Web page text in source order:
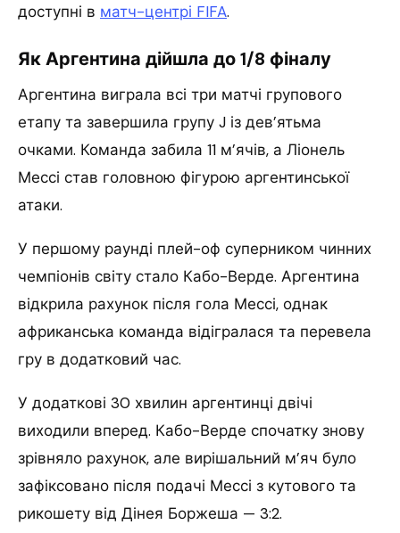
доступні в матч-центрі FIFA.
Як Аргентина дійшла до 1/8 фіналу
Аргентина виграла всі три матчі групового
етапу та завершила групу J із дев’ятьма
очками. Команда забила 11 м’ячів, а Ліонель
Мессі став головною фігурою аргентинської
атаки.
У першому раунді плей-оф суперником чинних
чемпіонів світу стало Кабо-Верде. Аргентина
відкрила рахунок після гола Мессі, однак
африканська команда відігралася та перевела
гру в додатковий час.
У додаткові 30 хвилин аргентинці двічі
виходили вперед. Кабо-Верде спочатку знову
зрівняло рахунок, але вирішальний м’яч було
зафіксовано після подачі Мессі з кутового та
рикошету від Дінея Боржеша — 3:2.